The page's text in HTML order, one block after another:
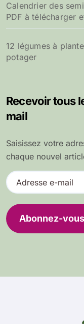
Calendrier des
PDF à télécharger
12 légumes à
potager
Recevoir tous
mail
Saisissez votre
chaque nouvel
A
d
e
s
Abonnez-vous